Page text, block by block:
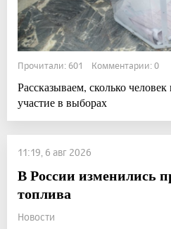
Прочитали: 601 Комментарии: 0
Рассказываем, сколько
участие в выборах
11:19, 6 авг 2026
В России изменились
топлива
Новости